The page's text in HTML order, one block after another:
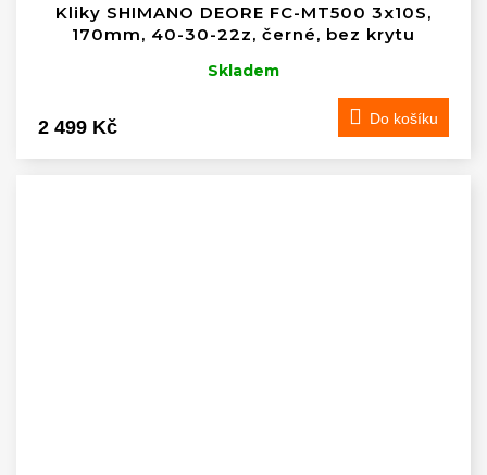
Kliky SHIMANO DEORE FC-MT500 3x10S,
170mm, 40-30-22z, černé, bez krytu
Skladem
2 499 Kč Do košíku